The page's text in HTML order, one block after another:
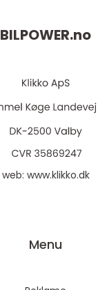
BILPOWER.no
web: www.klikko.dk
Menu